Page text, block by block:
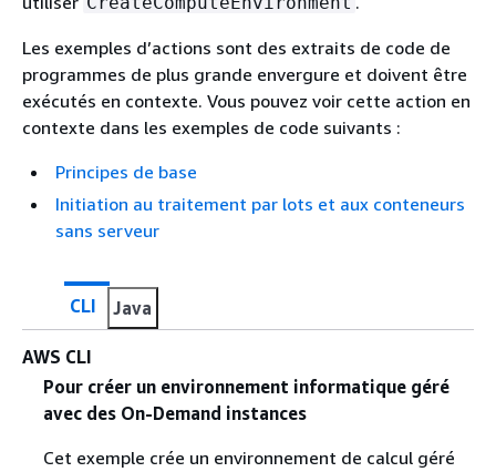
Les exemples d’actions sont des extraits de code de
programmes de plus grande envergure et doivent être
exécutés en contexte. Vous pouvez voir cette action en
contexte dans les exemples de code suivants :
Principes de base
Initiation au traitement par lots et aux conteneurs
sans serveur
CLI Java
AWS CLI
Pour créer un environnement informatique géré
avec des On-Demand instances
Cet exemple crée un environnement de calcul géré